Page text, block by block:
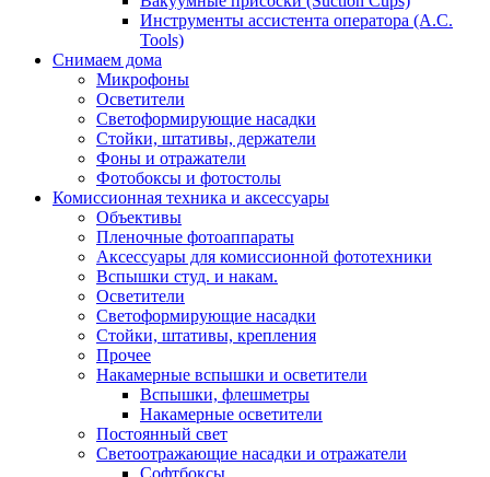
Инструменты ассистента оператора (A.C.
Tools)
Снимаем дома
Микрофоны
Осветители
Светоформирующие насадки
Стойки, штативы, держатели
Фоны и отражатели
Фотобоксы и фотостолы
Комиссионная техника и аксессуары
Объективы
Пленочные фотоаппараты
Аксессуары для комиссионной фототехники
Вспышки студ. и накам.
Осветители
Светоформирующие насадки
Стойки, штативы, крепления
Прочее
Накамерные вспышки и осветители
Вспышки, флешметры
Накамерные осветители
Постоянный свет
Светоотражающие насадки и отражатели
Софтбоксы